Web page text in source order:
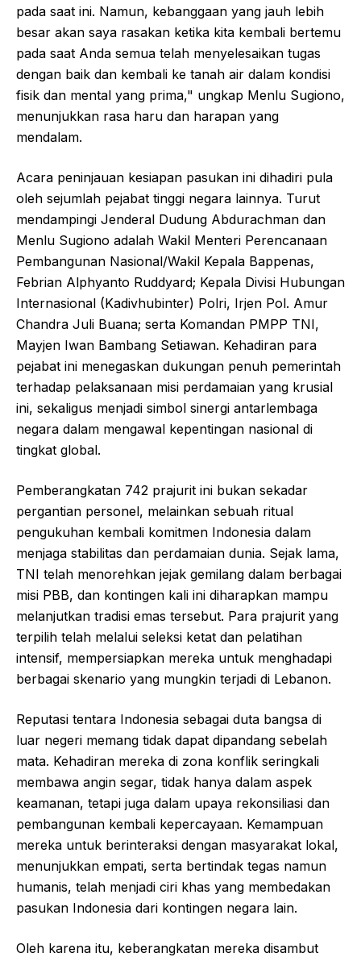
pada saat ini. Namun, kebanggaan yang jauh lebih
besar akan saya rasakan ketika kita kembali bertemu
pada saat Anda semua telah menyelesaikan tugas
dengan baik dan kembali ke tanah air dalam kondisi
fisik dan mental yang prima," ungkap Menlu Sugiono,
menunjukkan rasa haru dan harapan yang
mendalam.
Acara peninjauan kesiapan pasukan ini dihadiri pula
oleh sejumlah pejabat tinggi negara lainnya. Turut
mendampingi Jenderal Dudung Abdurachman dan
Menlu Sugiono adalah Wakil Menteri Perencanaan
Pembangunan Nasional/Wakil Kepala Bappenas,
Febrian Alphyanto Ruddyard; Kepala Divisi Hubungan
Internasional (Kadivhubinter) Polri, Irjen Pol. Amur
Chandra Juli Buana; serta Komandan PMPP TNI,
Mayjen Iwan Bambang Setiawan. Kehadiran para
pejabat ini menegaskan dukungan penuh pemerintah
terhadap pelaksanaan misi perdamaian yang krusial
ini, sekaligus menjadi simbol sinergi antarlembaga
negara dalam mengawal kepentingan nasional di
tingkat global.
Pemberangkatan 742 prajurit ini bukan sekadar
pergantian personel, melainkan sebuah ritual
pengukuhan kembali komitmen Indonesia dalam
menjaga stabilitas dan perdamaian dunia. Sejak lama,
TNI telah menorehkan jejak gemilang dalam berbagai
misi PBB, dan kontingen kali ini diharapkan mampu
melanjutkan tradisi emas tersebut. Para prajurit yang
terpilih telah melalui seleksi ketat dan pelatihan
intensif, mempersiapkan mereka untuk menghadapi
berbagai skenario yang mungkin terjadi di Lebanon.
Reputasi tentara Indonesia sebagai duta bangsa di
luar negeri memang tidak dapat dipandang sebelah
mata. Kehadiran mereka di zona konflik seringkali
membawa angin segar, tidak hanya dalam aspek
keamanan, tetapi juga dalam upaya rekonsiliasi dan
pembangunan kembali kepercayaan. Kemampuan
mereka untuk berinteraksi dengan masyarakat lokal,
menunjukkan empati, serta bertindak tegas namun
humanis, telah menjadi ciri khas yang membedakan
pasukan Indonesia dari kontingen negara lain.
Oleh karena itu, keberangkatan mereka disambut